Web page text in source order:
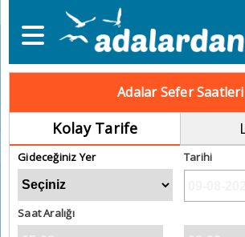
Adalar Sefer Saatleri
Kolay Tarife
Gideceğiniz Yer Tarihi
Saat Aralığı